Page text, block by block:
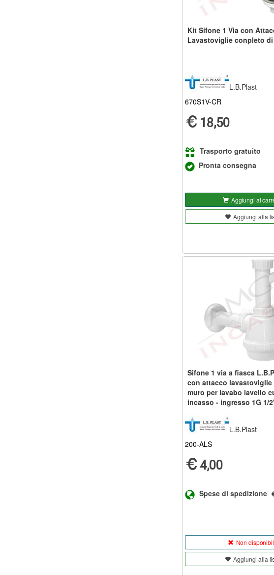
Kit Sifone 1 Via con
Lavastoviglie conpleto
L.B.Plast
670S1V-CR
18,50
Trasporto gratuito
Pronta consegna
Aggiungi al
Aggiungi alla
Sifone 1 via a fiasca
con attacco lavastoviglie
muro per lavabo lavello
incasso - ingresso 1G 1/
L.B.Plast
200-ALS
4,00
Spese di spedizione
Non
Aggiungi alla